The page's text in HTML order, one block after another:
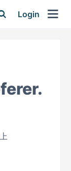
Login